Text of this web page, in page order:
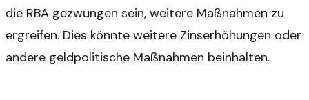
die RBA gezwungen sein, weitere Maßnahmen zu
ergreifen. Dies könnte weitere Zinserhöhungen oder
andere geldpolitische Maßnahmen beinhalten.